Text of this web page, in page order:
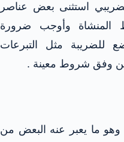
استثنى بعض عناصر
المنشاة وأوجب ضرورة
للضريبة مثل التبرعات
وفق شروط معينة .
وهو ما يعبر عنه البعض من